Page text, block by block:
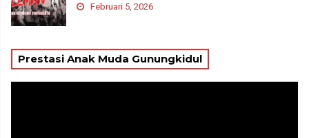
Februari 5, 2026
Prestasi Anak Muda Gunungkidul